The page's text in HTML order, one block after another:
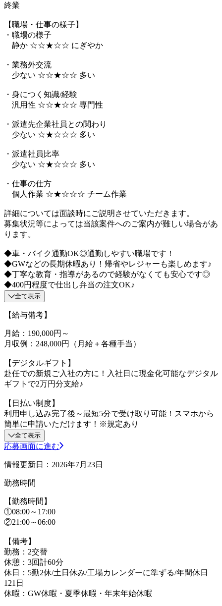
終業
【職場・仕事の様子】
・職場の様子
静か ☆☆★☆☆ にぎやか
・業務外交流
少ない ☆☆★☆☆ 多い
・身につく知識/経験
汎用性 ☆☆★☆☆ 専門性
・派遣先企業社員との関わり
少ない ☆★☆☆☆ 多い
・派遣社員比率
少ない ☆★☆☆☆ 多い
・仕事の仕方
個人作業 ☆★☆☆☆ チーム作業
詳細については面談時にご説明させていただきます。
募集状況等によっては当該案件へのご案内が難しい場合があ
ります。
◆車・バイク通勤OK◎通勤しやすい職場です！
◆GWなどの長期休暇あり！帰省やレジャーも楽しめます♪
◆丁寧な教育・指導があるので経験がなくても安心です◎
◆400円程度で仕出し弁当の注文OK♪
全て表示
【給与備考】
月給：190,000円～
月収例：248,000円（月給＋各種手当）
【デジタルギフト】
赴任での新規ご入社の方に！入社日に現金化可能なデジタル
ギフトで2万円分支給♪
【日払い制度】
利用申し込み完了後～最短5分で受け取り可能！スマホから
簡単に申請いただけます！※規定あり
全て表示
応募画面に進む
情報更新日：2026年7月23日
勤務時間
【勤務時間】
①08:00～17:00
②21:00～06:00
【備考】
勤務：2交替
休憩：3回計60分
休日：5勤2休/土日休み/工場カレンダーに準ずる/年間休日
121日
休暇：GW休暇・夏季休暇・年末年始休暇